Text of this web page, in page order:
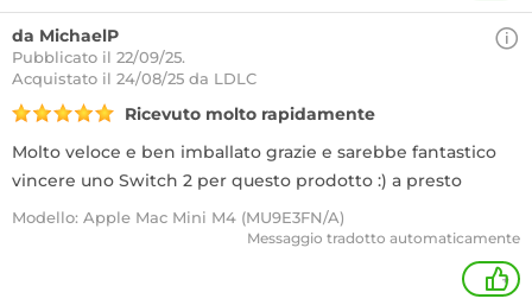
da MichaelP
Pubblicato il 22/09/25.
Acquistato il 24/08/25 da LDLC
Ricevuto molto rapidamente
Molto veloce e ben imballato grazie e sarebbe fantastico
vincere uno Switch 2 per questo prodotto :) a presto
Modello: Apple Mac Mini M4 (MU9E3FN/A)
Messaggio tradotto automaticamente
+